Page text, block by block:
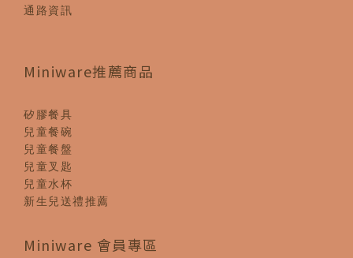
通路資訊
Miniware推薦商品
矽膠餐具
兒童餐碗
兒童餐盤
兒童叉匙
兒童水杯
新生兒送禮推薦
Miniware 會員專區